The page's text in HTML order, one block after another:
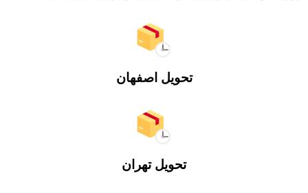
تحویل اصفهان
تحویل تهران